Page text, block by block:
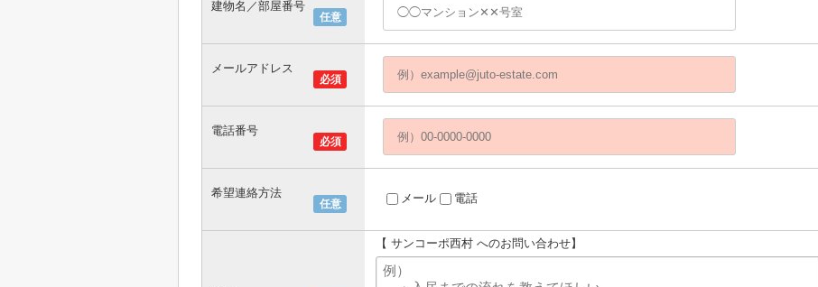
任意
建物名／部屋番号
必須
メールアドレス
必須
電話番号
任意
希望連絡方法 メール 電話
【 サンコーポ西村 へのお問い合わせ】